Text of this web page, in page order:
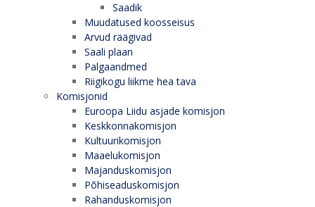
Saadik
Muudatused koosseisus
Arvud räägivad
Saali plaan
Palgaandmed
Riigikogu liikme hea tava
Komisjonid
Euroopa Liidu asjade komisjon
Keskkonnakomisjon
Kultuurikomisjon
Maaelukomisjon
Majanduskomisjon
Põhiseaduskomisjon
Rahanduskomisjon